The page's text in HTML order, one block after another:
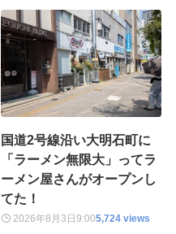
国道2号線沿い大明石町に
「ラーメン無限大」ってラ
ーメン屋さんがオープンし
てた！
2026年8月3日9:005,724 views